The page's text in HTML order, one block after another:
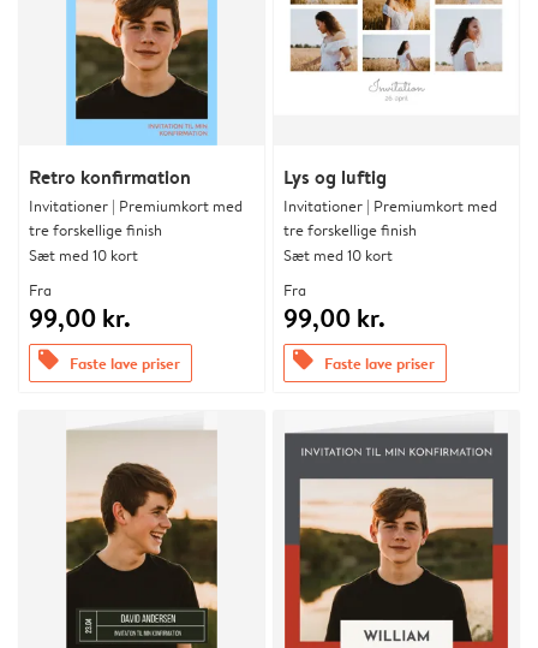
Retro konfirmation
Invitationer | Premiumkort med
tre forskellige finish
Sæt med 10 kort
Fra
99,00 kr.
offers Faste lave priser
Lys og luftig
Invitationer | Premiumkort med
tre forskellige finish
Sæt med 10 kort
Fra
99,00 kr.
offers Faste lave priser